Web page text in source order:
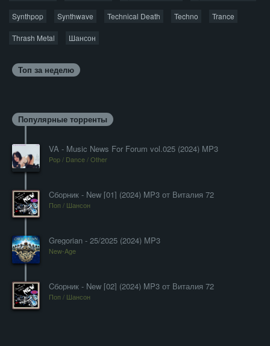
Synthpop Synthwave Technical Death Techno Trance
Thrash Metal Шансон
Топ за неделю
Популярные торренты
VA - Music News For Forum vol.025 (2024) MP3
Pop / Dance / Other
Cборник - New [01] (2024) MP3 от Виталия 72
Поп / Шансон
Gregorian - 25/2025 (2024) MP3
New-Age
Cборник - New [02] (2024) MP3 от Виталия 72
Поп / Шансон